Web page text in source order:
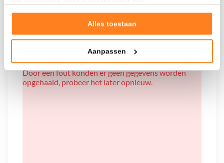
Goed laten functioneren van deze website
Verzamelen van gebruiksstatistieken
Tonen en meten van relevante advertenties
Klik hieronder om ons toestemming te geven om deze
maak gedetailleerde keuzes, waaronder het maken van
bezwaar tegen bedrijven die persoonsgegevens verwerken
Alles toestaan
Aanpassen
Valor total
---
Door een fout konden er geen gegevens worden
opgehaald, probeer het later opnieuw.